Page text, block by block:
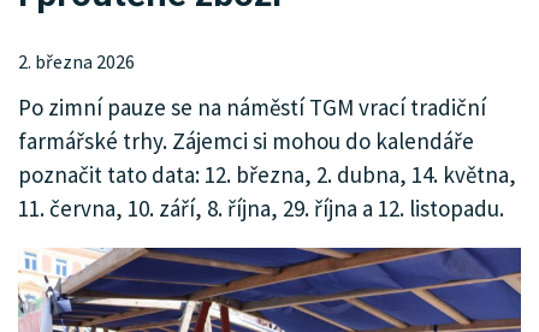
SPOLEČNOST
INZERCE
2. března 2026
Po zimní pauze se na náměstí TGM vrací tradiční
farmářské trhy. Zájemci si mohou do kalendáře
poznačit tato data: 12. března, 2. dubna, 14. května,
11. června, 10. září, 8. října, 29. října a 12. listopadu.